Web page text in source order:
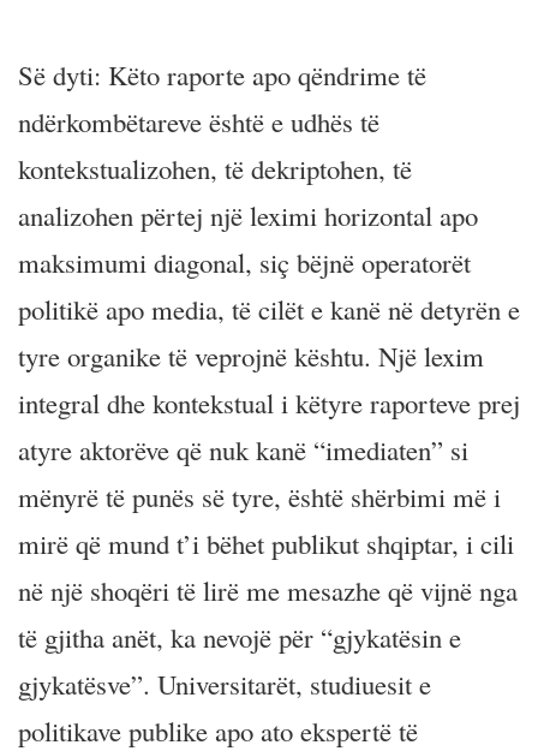
Së dyti: Këto raporte apo qëndrime të
ndërkombëtareve është e udhës të
kontekstualizohen, të dekriptohen, të
analizohen përtej një leximi horizontal apo
maksimumi diagonal, siç bëjnë operatorët
politikë apo media, të cilët e kanë në detyrën e
tyre organike të veprojnë kështu. Një lexim
integral dhe kontekstual i këtyre raporteve prej
atyre aktorëve që nuk kanë “imediaten” si
mënyrë të punës së tyre, është shërbimi më i
mirë që mund t’i bëhet publikut shqiptar, i cili
në një shoqëri të lirë me mesazhe që vijnë nga
të gjitha anët, ka nevojë për “gjykatësin e
gjykatësve”. Universitarët, studiuesit e
politikave publike apo ato ekspertë të